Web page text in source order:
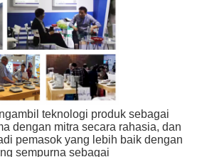
teknologi produk sebagai
dengan mitra secara rahasia, dan
pemasok yang lebih baik dengan
sempurna sebagai